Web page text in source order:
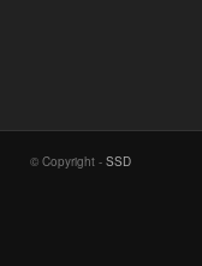
© Copyright - SSD